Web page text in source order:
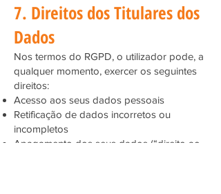
7. Direitos dos Titulares dos
Dados
Nos termos do RGPD, o utilizador pode, a
qualquer momento, exercer os seguintes
direitos:
Acesso aos seus dados pessoais
Retificação de dados incorretos ou
incompletos
Apagamento dos seus dados (“direito ao